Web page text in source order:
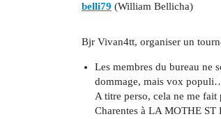
belli79 (William Bellicha)
Bjr Vivan4tt, organiser un
Les membres du bureau ne
dommage, mais vox
A titre perso, cela ne me
Charentes à LA MOTHE